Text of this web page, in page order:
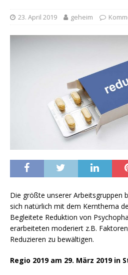
23. April 2019 geheim
Die größte unserer Arbeitsgruppen
sich natürlich mit dem Kernthema
Begleitete Reduktion von
erarbeiteten moderiert z.B.
Reduzieren zu bewältigen.
Regio 2019 am 29. März 2019 in